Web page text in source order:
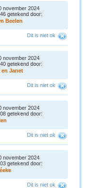
november 2024
getekend door:
Beelen
Dit is niet ok
november 2024
getekend door:
en Janet
Dit is niet ok
november 2024
getekend door:
en
Dit is niet ok
november 2024
getekend door:
éeke
Dit is niet ok